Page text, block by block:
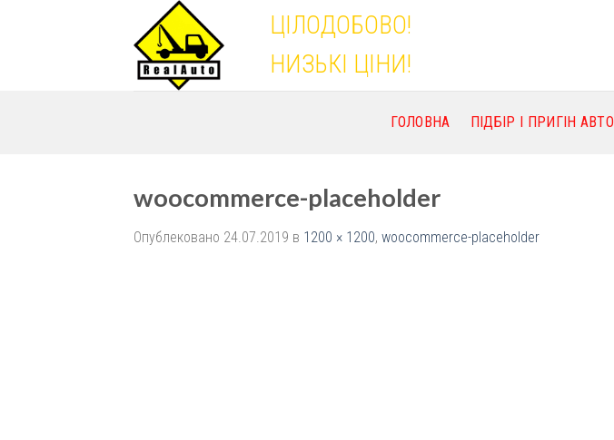
ЦІЛОДОБОВО!
НИЗЬКІ ЦІНИ!
ГОЛОВНА ПІДБІР І ПРИГІН АВТО
woocommerce-placeholder
Опублековано 24.07.2019 в 1200 × 1200, woocommerce-placeholder